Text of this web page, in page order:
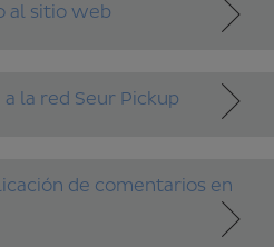
al sitio web
la red Seur Pickup
de comentarios en